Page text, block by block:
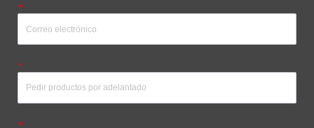
*
*
*